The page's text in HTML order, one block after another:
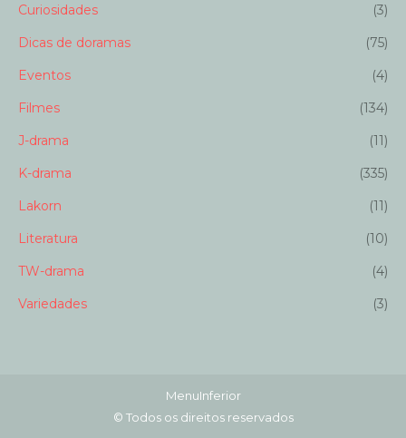
Curiosidades
(3)
Dicas de doramas
(75)
Eventos
(4)
Filmes
(134)
J-drama
(11)
K-drama
(335)
Lakorn
(11)
Literatura
(10)
TW-drama
(4)
Variedades
(3)
MenuInferior
© Todos os direitos reservados